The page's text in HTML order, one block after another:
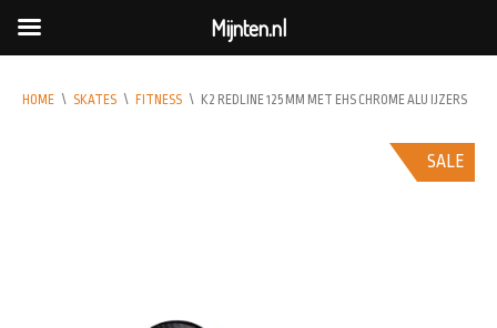
HOME \ SKATES \ FITNESS \ K2 REDLINE 125 MM MET EHS CHROME ALU IJZERS
SALE
Mijnten.nl